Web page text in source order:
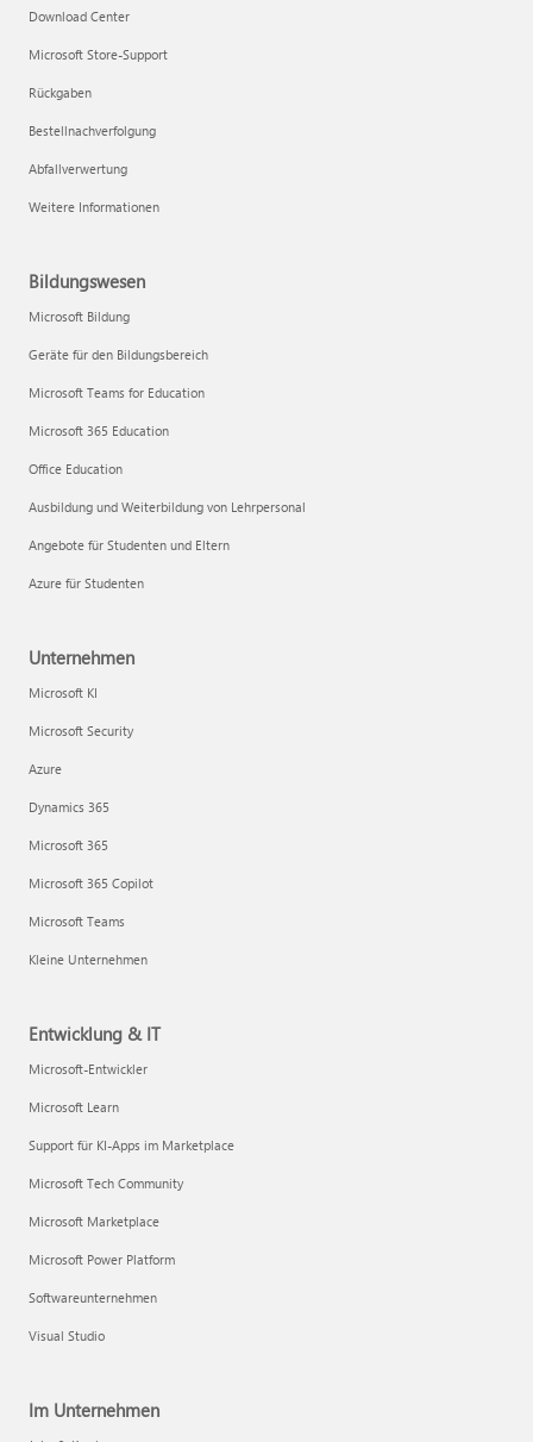
Download Center
Microsoft Store-Support
Rückgaben
Bestellnachverfolgung
Abfallverwertung
Weitere Informationen
Bildungswesen
Microsoft Bildung
Geräte für den Bildungsbereich
Microsoft Teams for Education
Microsoft 365 Education
Office Education
Ausbildung und Weiterbildung von Lehrpersonal
Angebote für Studenten und Eltern
Azure für Studenten
Unternehmen
Microsoft KI
Microsoft Security
Azure
Dynamics 365
Microsoft 365
Microsoft 365 Copilot
Microsoft Teams
Kleine Unternehmen
Entwicklung & IT
Microsoft-Entwickler
Microsoft Learn
Support für KI-Apps im Marketplace
Microsoft Tech Community
Microsoft Marketplace
Microsoft Power Platform
Softwareunternehmen
Visual Studio
Im Unternehmen